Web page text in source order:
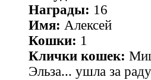
Награды: 16
Имя: Алексей
Кошки: 1
Клички кошек:
Эльза... ушла за